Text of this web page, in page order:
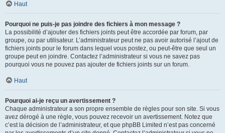
Haut
Pourquoi ne puis-je pas joindre des fichiers à mon message ?
La possibilité d’ajouter des fichiers joints peut être accordée par forum, par
groupe, ou par utilisateur. L’administrateur peut ne pas avoir autorisé l’ajout de
fichiers joints pour le forum dans lequel vous postez, ou peut-être que seul un
groupe peut en joindre. Contactez l’administrateur si vous ne savez pas
pourquoi vous ne pouvez pas ajouter de fichiers joints sur un forum.
Haut
Pourquoi ai-je reçu un avertissement ?
Chaque administrateur a son propre ensemble de règles pour son site. Si vous
avez dérogé à une règle, vous pouvez recevoir un avertissement. Notez que
c’est la décision de l’administrateur, et que phpBB Limited n’est pas concerné